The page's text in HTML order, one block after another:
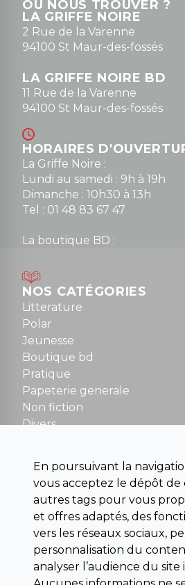
contact@la-griffe-
0148836747
OÙ NOUS TROUVER ?
LA GRIFFE NOIRE
2 Rue de la Varenne
94100 St Maur-des-fossés
LA GRIFFE NOIRE BD
11 Rue de la Varenne
94100 St Maur-des-fossés
HORAIRES
La Griffe Noire :
Lundi au samedi : 9h à 19h
Dimanche : 10h30 à 13h
Tel : 01 48 83 67 47
La boutique BD :
Mardi au samedi : 10h à 13h /
Dimanche : 10h30 à 12h30
Tel : 01 48 89 13 88
Fermé le dimanche en Juillet
NOUS CONTACTER
contact@la-griffe-noire.com
NOS CATÉGORIES
Litterature
Polar
Jeunesse
Boutique bd
Pratique
Papeterie generale
Non fiction
Divers
Para scolaire
Histoire
Pochoteque
Pleiade
En poursuivant la
vous acceptez le dépôt de
autres tags pour vous
et offres adaptés, des
vers les réseaux sociaux,
personnalisation du
analyser l’audience du